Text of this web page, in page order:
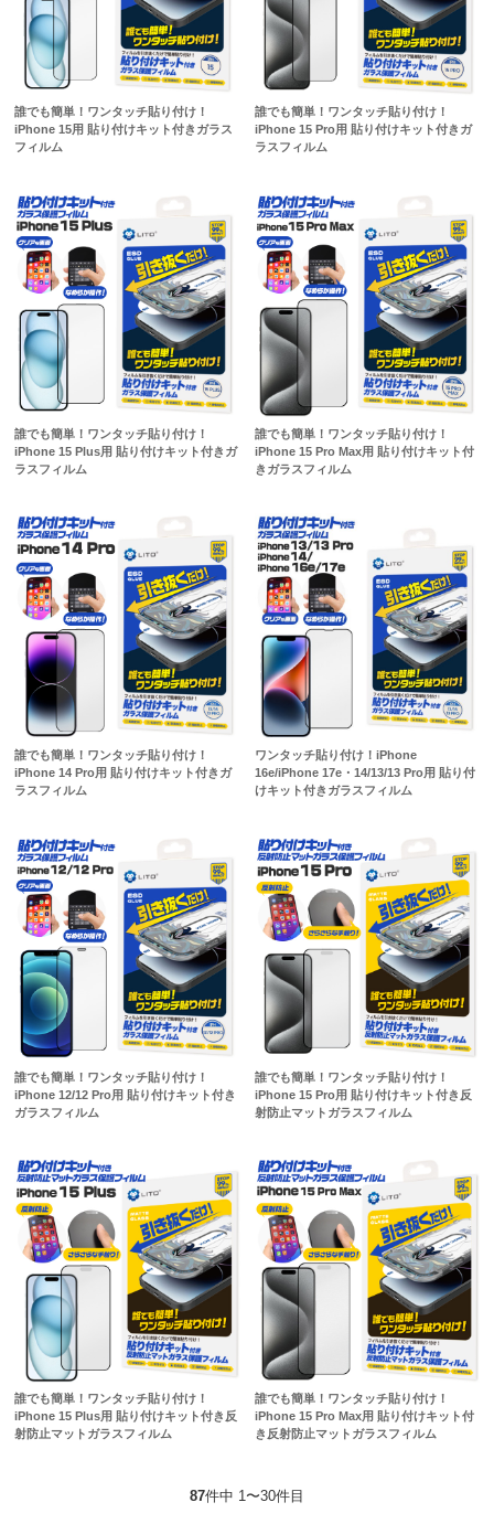
誰でも簡単！ワンタッチ貼り付け！
iPhone 15用 貼り付けキット付きガラス
フィルム
誰でも簡単！ワンタッチ貼り付け！
iPhone 15 Pro用 貼り付けキット付きガ
ラスフィルム
誰でも簡単！ワンタッチ貼り付け！
iPhone 15 Plus用 貼り付けキット付きガ
ラスフィルム
誰でも簡単！ワンタッチ貼り付け！
iPhone 15 Pro Max用 貼り付けキット付
きガラスフィルム
誰でも簡単！ワンタッチ貼り付け！
iPhone 14 Pro用 貼り付けキット付きガ
ラスフィルム
ワンタッチ貼り付け！iPhone
16e/iPhone 17e・14/13/13 Pro用 貼り付
けキット付きガラスフィルム
誰でも簡単！ワンタッチ貼り付け！
iPhone 12/12 Pro用 貼り付けキット付き
ガラスフィルム
誰でも簡単！ワンタッチ貼り付け！
iPhone 15 Pro用 貼り付けキット付き反
射防止マットガラスフィルム
誰でも簡単！ワンタッチ貼り付け！
iPhone 15 Plus用 貼り付けキット付き反
射防止マットガラスフィルム
誰でも簡単！ワンタッチ貼り付け！
iPhone 15 Pro Max用 貼り付けキット付
き反射防止マットガラスフィルム
87件中 1〜30件目